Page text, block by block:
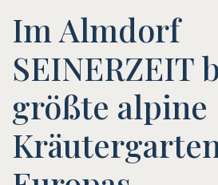
Im Almdorf
SEINERZEIT
größte alpine